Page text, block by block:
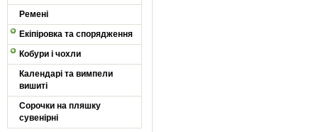
Ремені
Екіпіровка та спорядження
Кобури і чохли
Календарі та вимпели
вишиті
Сорочки на пляшку
сувенірні